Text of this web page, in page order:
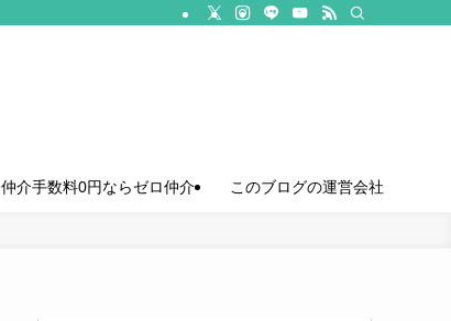
仲介手数料0円ならゼロ仲介 このブログの運営会社